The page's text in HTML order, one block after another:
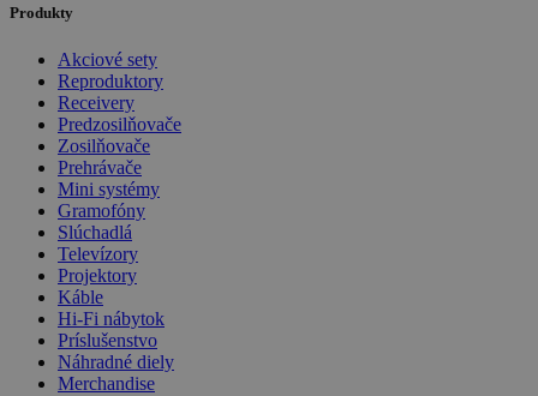
Produkty
Akciové sety
Reproduktory
Receivery
Predzosilňovače
Zosilňovače
Prehrávače
Mini systémy
Gramofóny
Slúchadlá
Televízory
Projektory
Káble
Hi-Fi nábytok
Príslušenstvo
Náhradné diely
Merchandise